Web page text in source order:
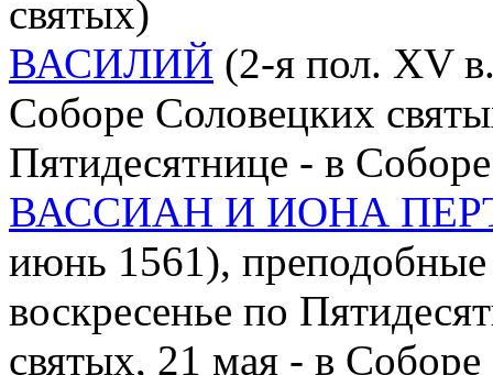
святых)
ВАСИЛИЙ (2-я пол. XV
Соборе Соловецких
Пятидесятнице - в
ВАССИАН И ИОНА
июнь 1561),
воскресенье по
святых, 21 мая - в Соборе